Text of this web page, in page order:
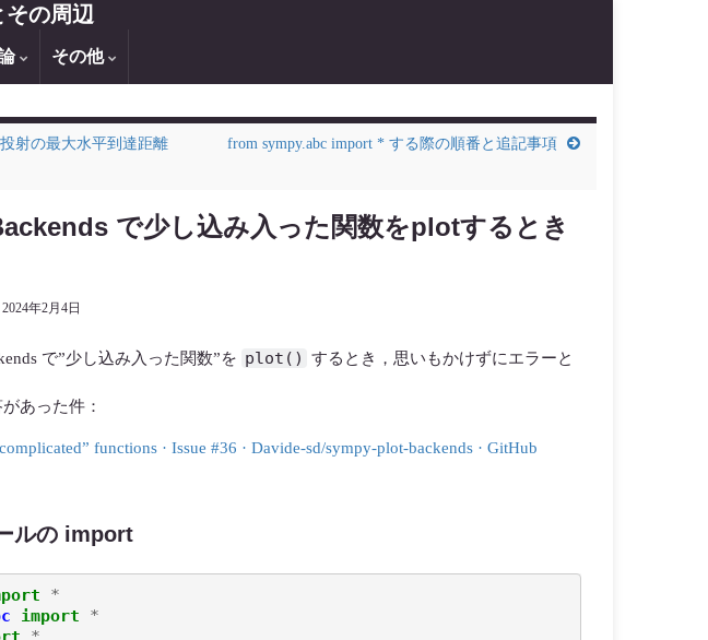
の周辺
その他
射の最大水平到達距離
from sympy.abc import * する際の順番と追記事項
で少し込み入った関数をplotするとき
2024年2月4日
で”少し込み入った関数”を plot()
するとき，思いもかけずにエラーと
あった件：
functions · Issue #36 · Davide-sd/sympy-plot-backends · GitHub
ルの import
*
import
*